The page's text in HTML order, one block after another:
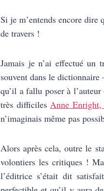
Si je m’entends encore dire
de travers !
Jamais je n’ai effectué un
souvent dans le dictionnaire
qu’il a fallu poser à
très difficilesAnne
n’imaginais même pas
Alors après cela, outre le
volontiers les critiques !
l’éditrice s’était dit